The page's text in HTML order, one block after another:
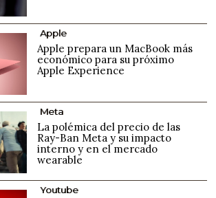
Apple
Apple prepara un MacBook más
económico para su próximo
Apple Experience
Meta
La polémica del precio de las
Ray-Ban Meta y su impacto
interno y en el mercado
wearable
Youtube